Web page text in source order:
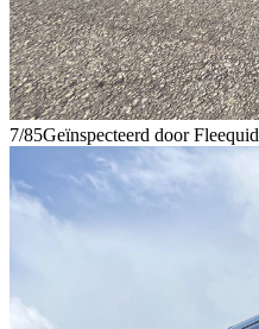
7/85Geïnspecteerd door Fleequid